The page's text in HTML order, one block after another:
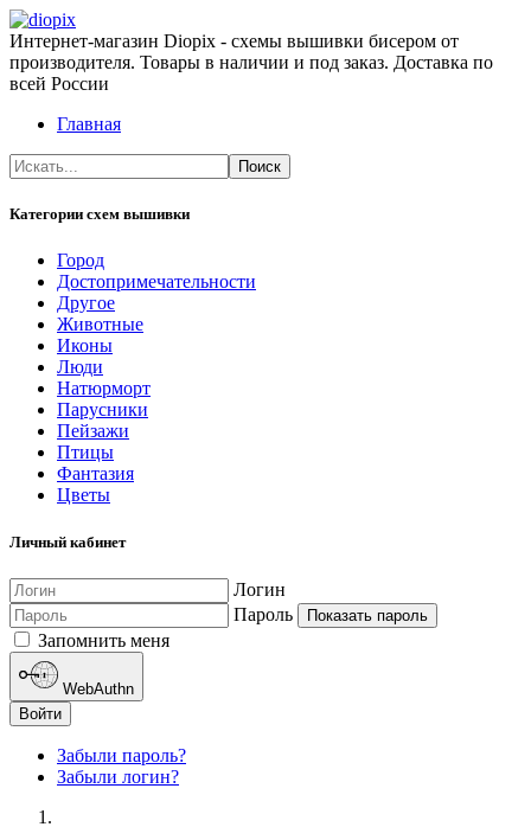
Интернет-магазин Diopix - схемы вышивки бисером от
производителя. Товары в наличии и под заказ. Доставка по
всей России
Главная
Категории схем вышивки
Город
Достопримечательности
Другое
Животные
Иконы
Люди
Натюрморт
Парусники
Пейзажи
Птицы
Фантазия
Цветы
Личный кабинет
Логин
Пароль
Показать пароль
Запомнить меня
WebAuthn
Войти
Забыли пароль?
Забыли логин?